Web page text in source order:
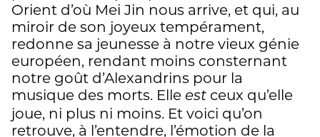
Orient d’où Mei Jin nous arrive, et qui, au
miroir de son joyeux tempérament,
redonne sa jeunesse à notre vieux génie
européen, rendant moins consternant
notre goût d’Alexandrins pour la
musique des morts. Elle est ceux qu’elle
joue, ni plus ni moins. Et voici qu’on
retrouve, à l’entendre, l’émotion de la